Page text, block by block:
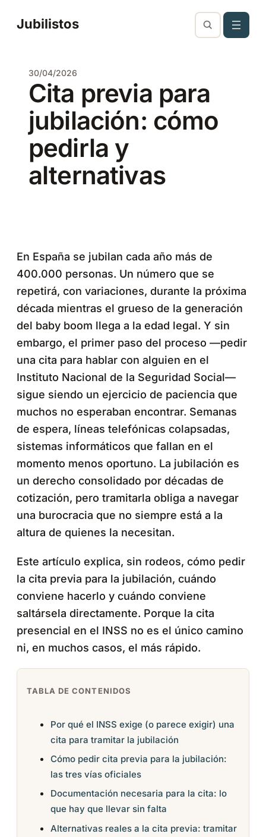
Jubilistos
30/04/2026
Cita previa para
jubilación: cómo
pedirla y
alternativas
En España se jubilan cada año más de
400.000 personas. Un número que se
repetirá, con variaciones, durante la próxima
década mientras el grueso de la generación
del baby boom llega a la edad legal. Y sin
embargo, el primer paso del proceso —pedir
una cita para hablar con alguien en el
Instituto Nacional de la Seguridad Social—
sigue siendo un ejercicio de paciencia que
muchos no esperaban encontrar. Semanas
de espera, líneas telefónicas colapsadas,
sistemas informáticos que fallan en el
momento menos oportuno. La jubilación es
un derecho consolidado por décadas de
cotización, pero tramitarla obliga a navegar
una burocracia que no siempre está a la
altura de quienes la necesitan.
Este artículo explica, sin rodeos, cómo pedir
la cita previa para la jubilación, cuándo
conviene hacerlo y cuándo conviene
saltársela directamente. Porque la cita
presencial en el INSS no es el único camino
ni, en muchos casos, el más rápido.
TABLA DE CONTENIDOS
Por qué el INSS exige (o parece exigir) una
cita para tramitar la jubilación
Cómo pedir cita previa para la jubilación:
las tres vías oficiales
Documentación necesaria para la cita: lo
que hay que llevar sin falta
Alternativas reales a la cita previa: tramitar